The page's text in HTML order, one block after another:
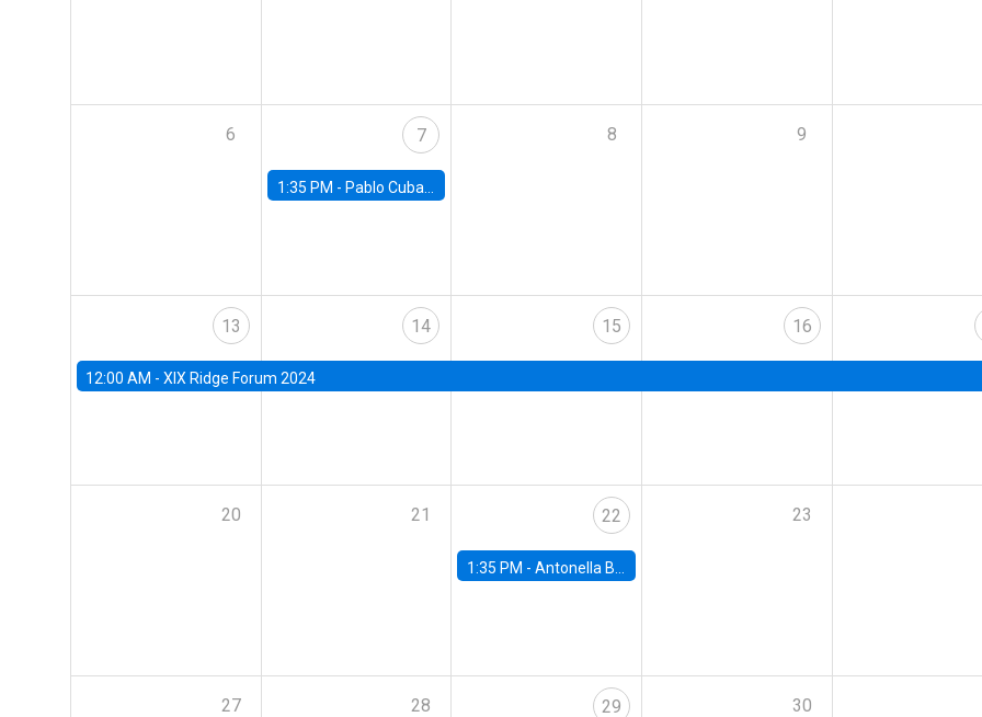
6 7
1:35 PM - Pablo Cuba, FED Board
8 9
13
12:00 AM - XIX Ridge Forum 2024
14 15 16
20 21 22
1:35 PM -Antonella Bancalari, Institute for Fiscal Studies (IFS) and Research Associate at University College London (UCL)
23
27 28 29 30